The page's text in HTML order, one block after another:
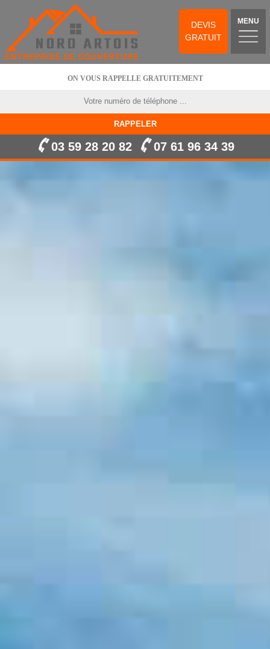
DEVIS
GRATUIT
MENU
ON VOUS RAPPELLE GRATUITEMENT
03 59 28 20 82 07 61 96 34 39